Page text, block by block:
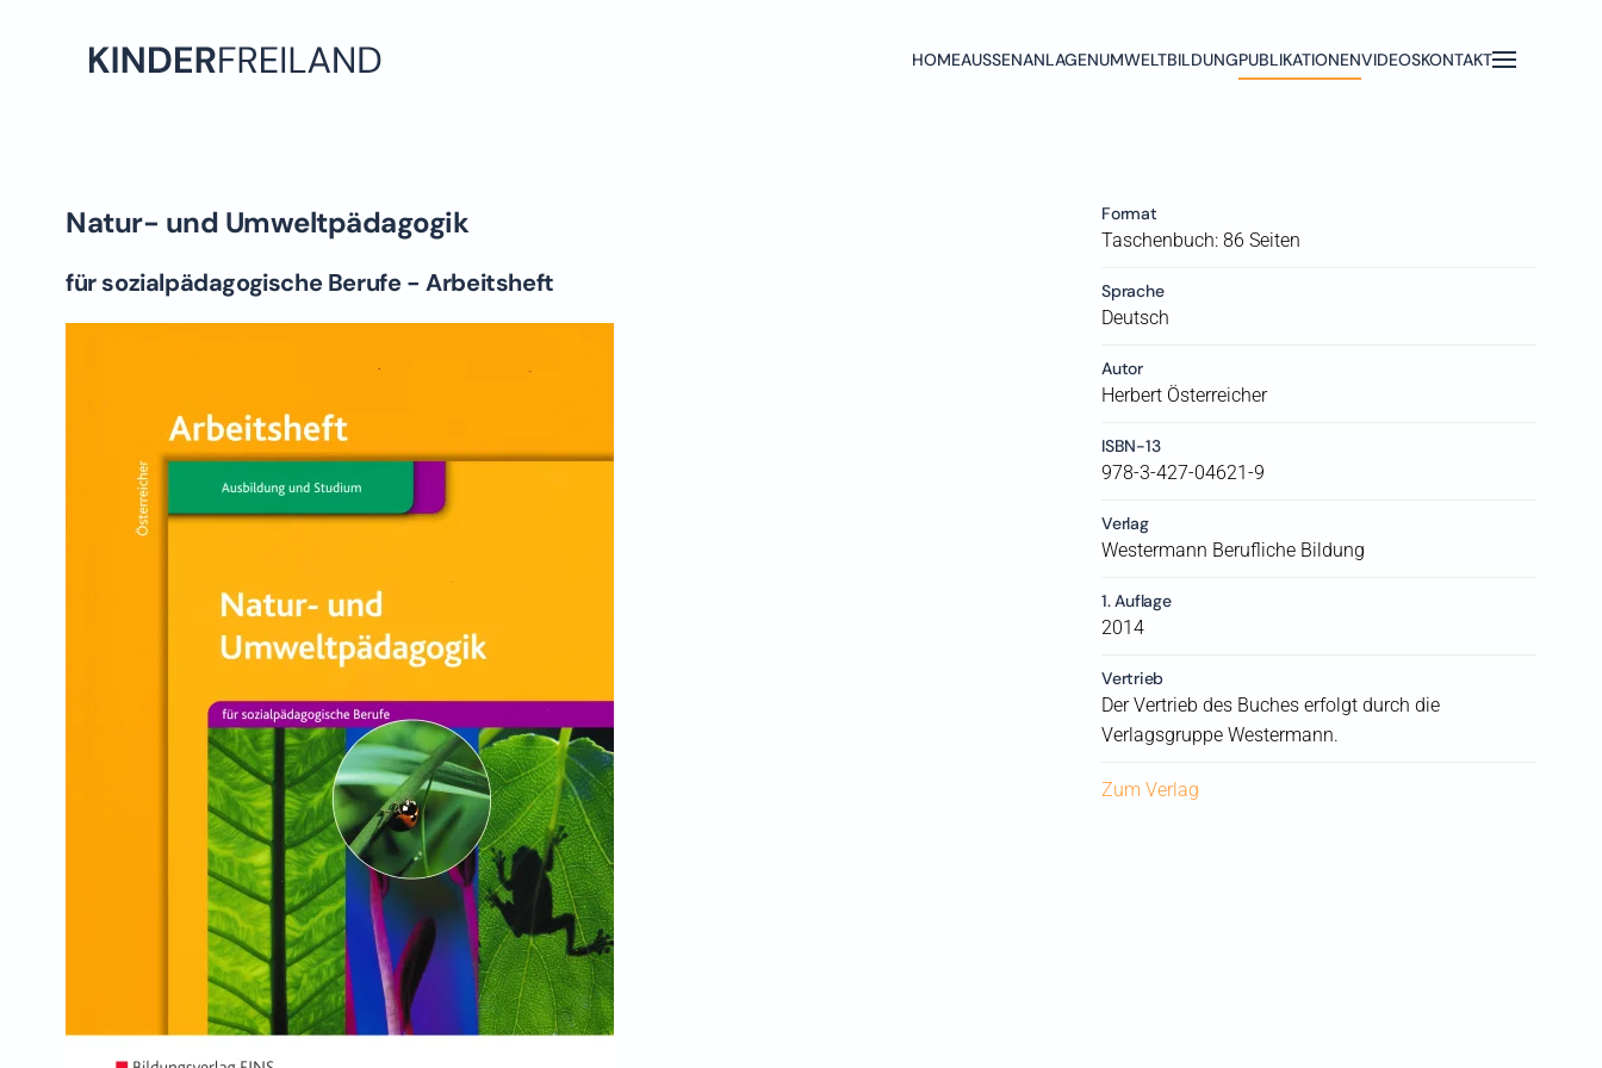
Skip to main content HOMEAUSSENANLAGEN UMWELTBILDUNGPUBLIKATIONENVIDEOSKONTAKT
Natur- und Umweltpädagogik
für sozialpädagogische Berufe - Arbeitsheft
Format
Taschenbuch: 86 Seiten
Sprache
Deutsch
Autor
Herbert Österreicher
ISBN-13
978-3-427-04621-9
Verlag
Westermann Berufliche Bildung
1. Auflage
2014
Vertrieb
Der Vertrieb des Buches erfolgt durch die
Verlagsgruppe Westermann.
Zum Verlag